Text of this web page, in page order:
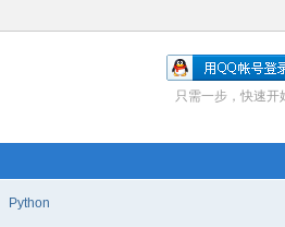
只需一步，快速开
Python